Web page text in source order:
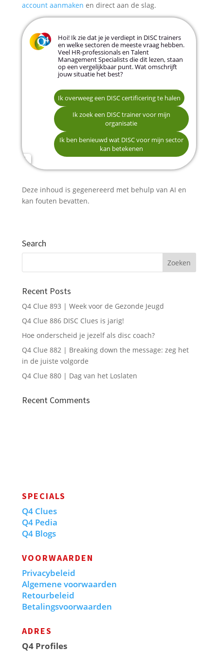
account aanmaken en direct aan de slag.
Hoi! Ik zie dat je je verdiept in DISC trainers
en welke sectoren de meeste vraag hebben.
Veel HR-professionals en Talent
Management Specialists die dit lezen, staan
op een vergelijkbaar punt. Wat omschrijft
jouw situatie het best?
Ik overweeg een DISC certificering te halen
Ik zoek een DISC trainer voor mijn
organisatie
Ik ben benieuwd wat DISC voor mijn sector
kan betekenen
Zakelijke dienstverlening of finance
Zorg of overheid
Onderwijs
Technologie, logistiek of non-profit
Een andere sector
Naam *
E-mailadres *
Telefoonnummer (optioneel)
Verstuur mijn gegevens
Deze inhoud is gegenereerd met behulp van AI en
kan fouten bevatten.
Search
Recent Posts
Q4 Clue 893 | Week voor de Gezonde Jeugd
Q4 Clue 886 DISC Clues is jarig!
Hoe onderscheid je jezelf als disc coach?
Q4 Clue 882 | Breaking down the message: zeg het
in de juiste volgorde
Q4 Clue 880 | Dag van het Loslaten
Recent Comments
SPECIALS
Q4 Clues
Q4 Pedia
Q4 Blogs
VOORWAARDEN
Privacybeleid
Algemene voorwaarden
Retourbeleid
Betalingsvoorwaarden
ADRES
Q4 Profiles